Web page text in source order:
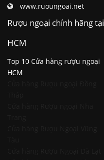
www.ruoungoai.net
Rượu ngoại chính hãng tại
HCM
Top 10 Cửa hàng rượu ngoại
HCM